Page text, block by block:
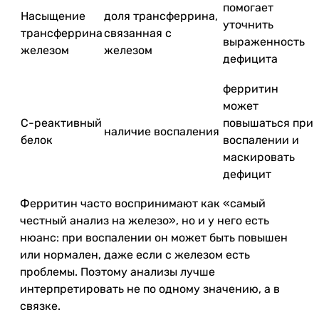
Насыщение
трансферрина
железом
доля трансферрина,
связанная с
железом
помогает
уточнить
выраженность
дефицита
С-реактивный
белок
наличие воспаления
ферритин
может
повышаться при
воспалении и
маскировать
дефицит
Ферритин часто воспринимают как «самый
честный анализ на железо», но и у него есть
нюанс: при воспалении он может быть повышен
или нормален, даже если с железом есть
проблемы. Поэтому анализы лучше
интерпретировать не по одному значению, а в
связке.